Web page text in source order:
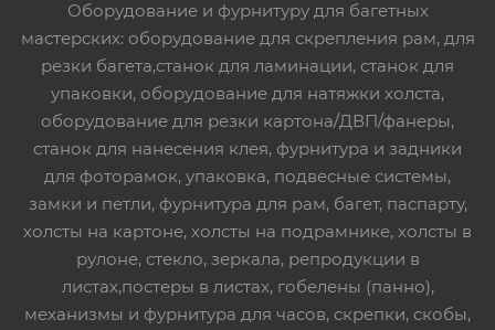
Оборудование и фурнитуру для багетных
мастерских: оборудование для скрепления рам, для
резки багета,станок для ламинации, станок для
упаковки, оборудование для натяжки холста,
оборудование для резки картона/ДВП/фанеры,
станок для нанесения клея, фурнитура и задники
для фоторамок, упаковка, подвесные системы,
замки и петли, фурнитура для рам, багет, паспарту,
холсты на картоне, холсты на подрамнике, холсты в
рулоне, стекло, зеркала, репродукции в
листах,постеры в листах, гобелены (панно),
механизмы и фурнитура для часов, скрепки, скобы,